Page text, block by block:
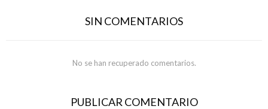
SIN COMENTARIOS
No se han recuperado comentarios.
PUBLICAR COMENTARIO